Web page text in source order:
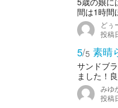
間は1時間
どぅ
投稿
5/5 素晴
サンドブ
ました！
みゆ
投稿